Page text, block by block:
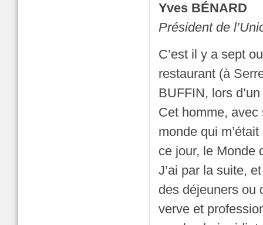
Yves BÉNARD
Président de
C’est il y a sept
restaurant (à
BUFFIN, lors
Cet homme, avec
monde qui
ce jour, le Monde
J’ai par la suite,
des déjeuners ou
verve et